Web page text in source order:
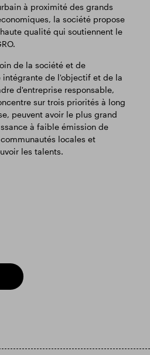
à proximité des grands
la société propose
qualité qui soutiennent le
de la société et de
de l'objectif et de la
d'entreprise responsable,
sur trois priorités à long
peuvent avoir le plus grand
à faible émission de
locales et
les talents.